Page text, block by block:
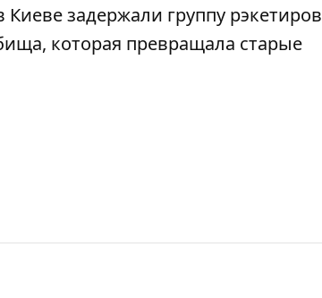
задержали группу рэкетиров
которая превращала старые